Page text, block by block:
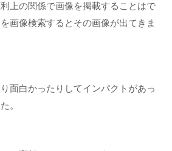
上の関係で画像を掲載することはで
画像検索するとその画像が出てきま
面白かったりしてインパクトがあっ
。